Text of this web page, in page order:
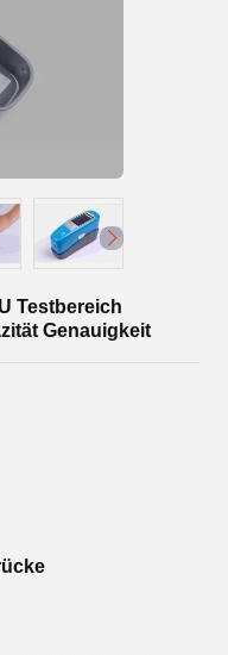
Testbereich
Genauigkeit